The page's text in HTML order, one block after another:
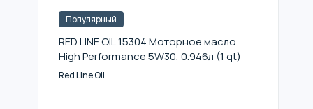
Популярный
RED LINE OIL 15304 Моторное масло
High Performance 5W30, 0.946л (1 qt)
Red Line Oil